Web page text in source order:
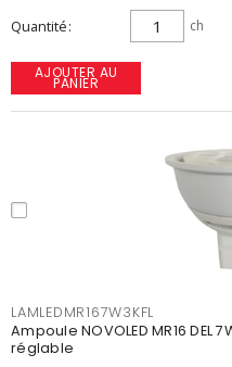
Quantité ch
AJOUTER AU
PANIER
LAMLEDMR167W3KFL
Ampoule NOVOLED MR16 DEL
réglable